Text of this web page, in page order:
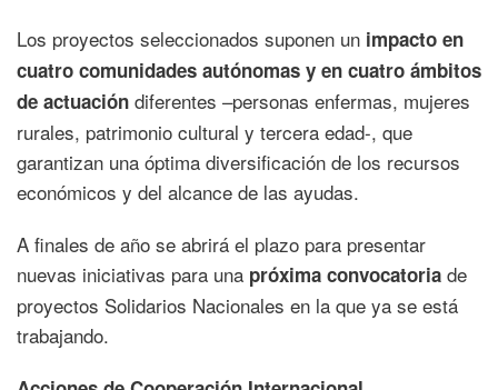
Los proyectos seleccionados suponen un impacto en
cuatro comunidades autónomas y en cuatro ámbitos
de actuación diferentes –personas enfermas, mujeres
rurales, patrimonio cultural y tercera edad-, que
garantizan una óptima diversificación de los recursos
económicos y del alcance de las ayudas.
A finales de año se abrirá el plazo para presentar
nuevas iniciativas para una próxima convocatoria de
proyectos Solidarios Nacionales en la que ya se está
trabajando.